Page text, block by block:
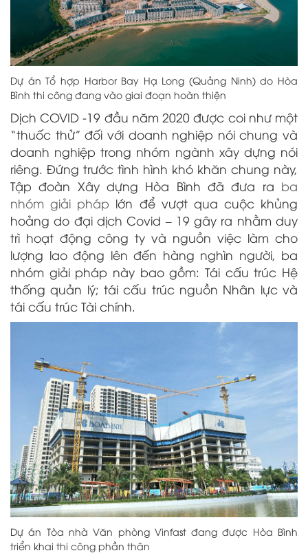
Dự án Tổ hợp Harbor Bay Hạ Long (Quảng Ninh) do Hòa
Bình thi công đang vào giai đoạn hoàn thiện
Dịch COVID -19 đầu năm 2020 được coi như một
“thuốc thử” đối với doanh nghiệp nói chung và
doanh nghiệp trong nhóm ngành xây dựng nói
riêng. Đứng trước tình hình khó khăn chung này,
Tập đoàn Xây dựng Hòa Bình đã đưa ra ba
nhóm giải pháp lớn để vượt qua cuộc khủng
hoảng do đại dịch Covid – 19 gây ra nhằm duy
trì hoạt động công ty và nguồn việc làm cho
lượng lao động lên đến hàng nghìn người, ba
nhóm giải pháp này bao gồm: Tái cấu trúc Hệ
thống quản lý; tái cấu trúc nguồn Nhân lực và
tái cấu trúc Tài chính.
Dự án Tòa nhà Văn phòng Vinfast đang được Hòa Bình
triển khai thi công phần thân